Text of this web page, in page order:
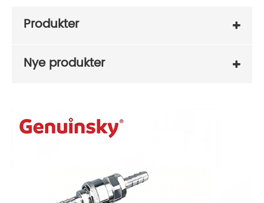
Produkter
Nye produkter